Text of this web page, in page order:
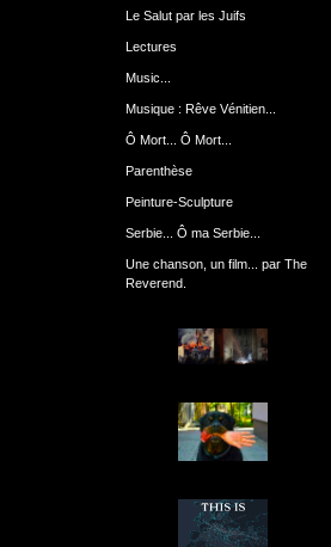
Le Salut par les Juifs
Lectures
Music...
Musique : Rêve Vénitien...
Ô Mort... Ô Mort...
Parenthèse
Peinture-Sculpture
Serbie... Ô ma Serbie...
Une chanson, un film... par The
Reverend.